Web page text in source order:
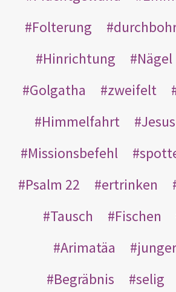
Folterung
Hinrichtung
Nägel
Golgatha
zweifelt
Himmelfahrt
Missionsbefehl
Psalm 22
ertrinken
Tausch
Fischen
Arimatäa
Begräbnis
selig